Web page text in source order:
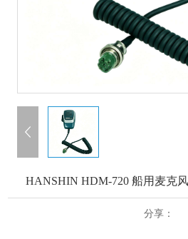
HANSHIN HDM-720 船用麦克
分享：